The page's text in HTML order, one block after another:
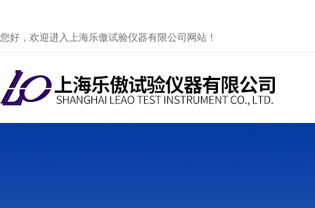
您好，欢迎进入上海乐傲试验仪器有限公司网站！